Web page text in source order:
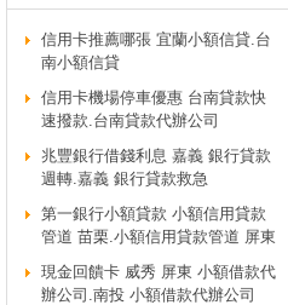
信用卡推薦哪張 宜蘭小額信貸.台
南小額信貸
信用卡機場停車優惠 台南貸款快
速撥款.台南貸款代辦公司
兆豐銀行借錢利息 嘉義 銀行貸款
週轉.嘉義 銀行貸款救急
第一銀行小額貸款 小額信用貸款
管道 苗栗.小額信用貸款管道 屏東
現金回饋卡 威秀 屏東 小額借款代
辦公司.南投 小額借款代辦公司